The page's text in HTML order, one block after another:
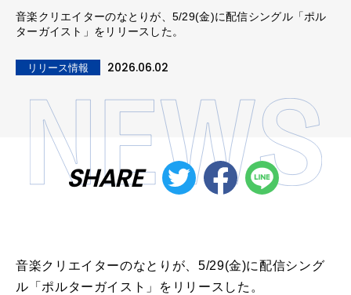
音楽クリエイターのなとりが、5/29(金)に配信シングル「ポル
ターガイスト」をリリースした。
リリース情報 2026.06.02
SHARE
音楽クリエイターのなとりが、5/29(金)に配信シング
ル「ポルターガイスト」をリリースした。